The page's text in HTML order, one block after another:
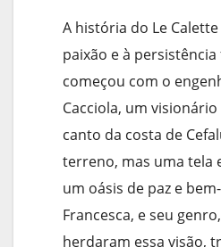
A história do Le
paixão e à
começou com o
Cacciola, um
canto da costa de
terreno, mas uma tela
um oásis de paz e
Francesca, e seu
herdaram essa visão,